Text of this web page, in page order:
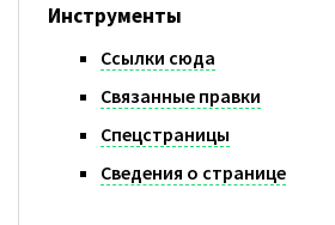
Инструменты
Ссылки сюда
Связанные правки
Спецстраницы
Сведения о странице